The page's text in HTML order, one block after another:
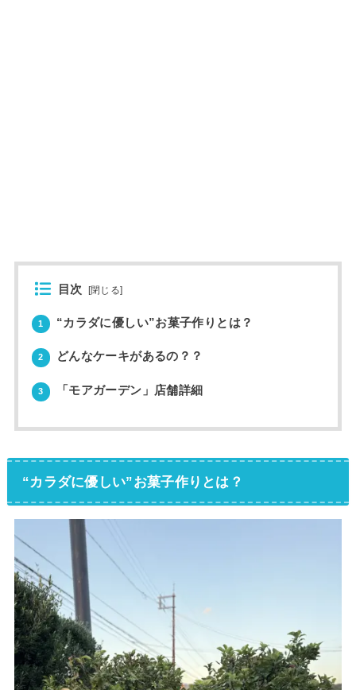
目次 [閉じる]
1 “カラダに優しい”お菓子作りとは？
2 どんなケーキがあるの？？
3 「モアガーデン」店舗詳細
“カラダに優しい”お菓子作りとは？